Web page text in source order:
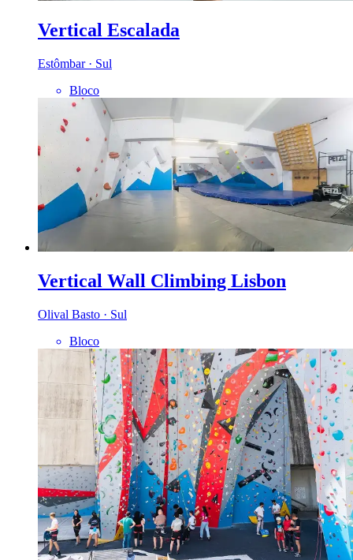
Vertical Escalada
Estômbar · Sul
Bloco
Vertical Wall Climbing Lisbon
Olival Basto · Sul
Bloco